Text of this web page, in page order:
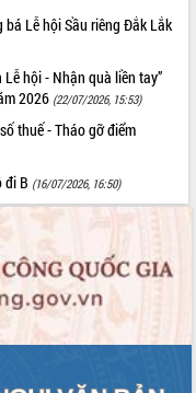
Lễ hội Sầu riêng Đắk Lắk
hội - Nhận quà liền tay”
2026 (22/07/2026, 15:53)
thuế - Tháo gỡ điểm
đi B (16/07/2026, 16:50)